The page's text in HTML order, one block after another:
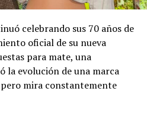
celebrando sus 70 años de
oficial de su nueva
para mate, una
la evolución de una marca
mira constantemente